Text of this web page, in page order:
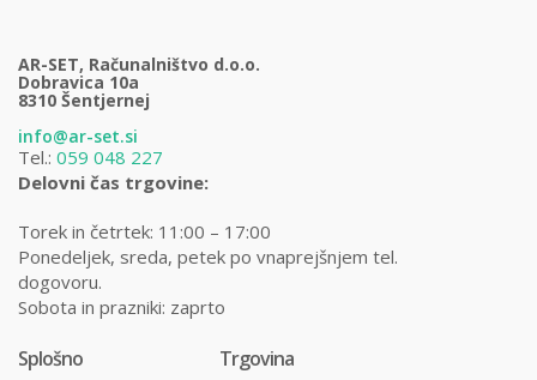
AR-SET, Računalništvo d.o.o.
Dobravica 10a
8310 Šentjernej
info@ar-set.si
Tel.: 059 048 227
Delovni čas trgovine:
Torek in četrtek: 11:00 – 17:00
Ponedeljek, sreda, petek po vnaprejšnjem tel.
dogovoru.
Sobota in prazniki: zaprto
Splošno Trgovina